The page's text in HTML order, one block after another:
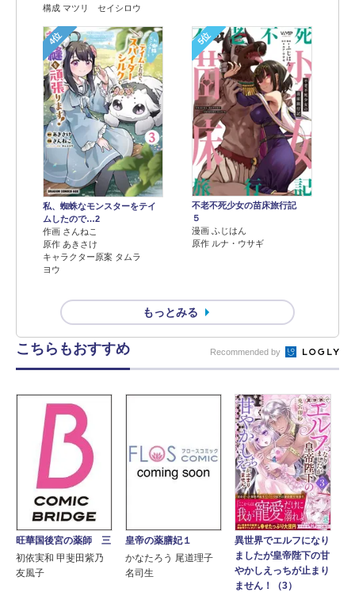
構成 マツリ セイシロウ
4位
私、蜘蛛なモンスターをテイ
ムしたので…2
作画 さんねこ
原作 あきさけ
キャラクター原案 タムラ
ヨウ
5位
不老不死少女の苗床旅行記
５
漫画 ふじはん
原作 ルナ・ウサギ
もっとみる
こちらもおすすめ Recommended by
旺華国後宮の薬師 三
初依実和 甲斐田紫乃
友風子
皇帝の薬膳妃１
かなたろう 尾道理子
名司生
異世界でエルフになり
ましたが皇帝陛下の甘
やかしえっちが止まり
ません！（3）